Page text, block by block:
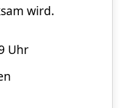
wird.
Uhr